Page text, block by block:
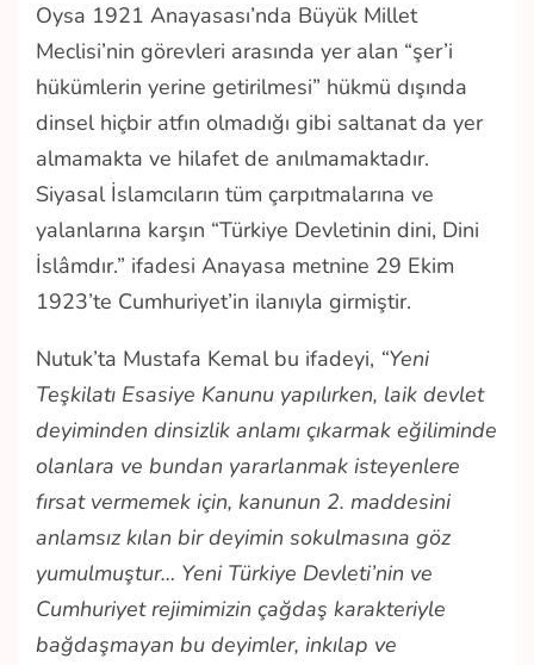
Oysa 1921 Anayasası’nda Büyük Millet
Meclisi’nin görevleri arasında yer alan “şer’i
hükümlerin yerine getirilmesi” hükmü dışında
dinsel hiçbir atfın olmadığı gibi saltanat da yer
almamakta ve hilafet de anılmamaktadır.
Siyasal İslamcıların tüm çarpıtmalarına ve
yalanlarına karşın “Türkiye Devletinin dini, Dini
İslâmdır.” ifadesi Anayasa metnine 29 Ekim
1923’te Cumhuriyet’in ilanıyla girmiştir.
Nutuk’ta Mustafa Kemal bu ifadeyi, “Yeni
Teşkilatı Esasiye Kanunu yapılırken, laik devlet
deyiminden dinsizlik anlamı çıkarmak eğiliminde
olanlara ve bundan yararlanmak isteyenlere
fırsat vermemek için, kanunun 2. maddesini
anlamsız kılan bir deyimin sokulmasına göz
yumulmuştur… Yeni Türkiye Devleti’nin ve
Cumhuriyet rejimimizin çağdaş karakteriyle
bağdaşmayan bu deyimler, inkılap ve